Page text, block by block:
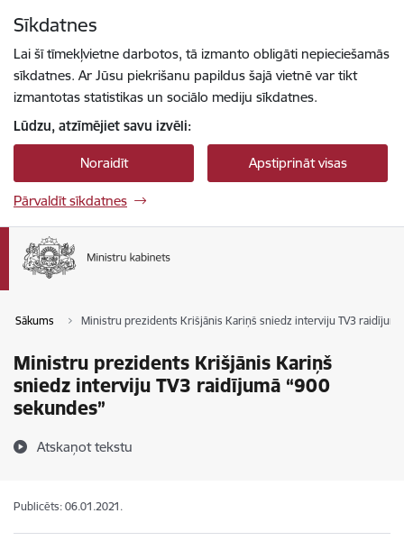
Sīkdatnes
Lai šī tīmekļvietne darbotos, tā izmanto obligāti nepieciešamās
sīkdatnes. Ar Jūsu piekrišanu papildus šajā vietnē var tikt
izmantotas statistikas un sociālo mediju sīkdatnes.
Lūdzu, atzīmējiet savu izvēli:
Noraidīt Apstiprināt visas
Pārvaldīt sīkdatnes
Sākums Ministru prezidents Krišjānis Kariņš sniedz interviju TV3
Ministru prezidents Krišjānis Kariņš
sniedz interviju TV3 raidījumā “900
sekundes”
Atskaņot tekstu
Publicēts: 06.01.2021.